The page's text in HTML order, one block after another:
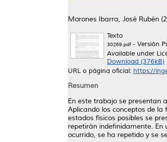
Morones Ibarra, José Rubén
Texto
30269.pdf- Versión
Available under
Download (376kB)
URL o página oficial: https://
Resumen
En este trabajo se presentan
Aplicando los conceptos de
estados físicos posibles se
repetirán indefinidamente. En
ocurrido, se ha repetido y se